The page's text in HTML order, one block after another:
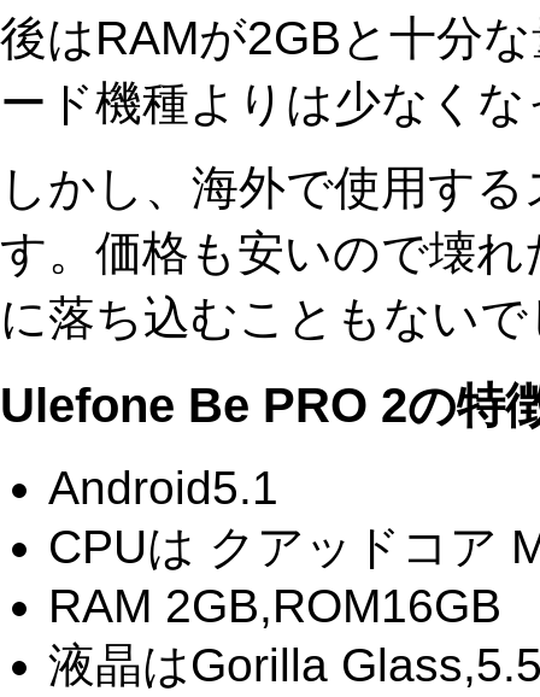
後はRAMが2GBと十分
ード機種よりは少なく
しかし、海外で使用す
す。価格も安いので壊
に落ち込むこともない
Ulefone Be PRO 2の特
Android5.1
CPUは クアッドコア
RAM 2GB,ROM16GB
液晶はGorilla